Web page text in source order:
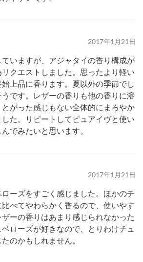
2017年1月21日
いますが、アジャタイの香り構成が
クエストしました。思ったより軽い
上品に香ります。夏以外の季節でし
です。レザーの香りも他の香りに溶
がった感じもない全体的にまろやか
た。リピートしてピュアイヴと使い
でみたいと思います。
2017年1月21日
ーズをすごく感じました。ほかのチ
比べてやわらかく香るので、使いやす
ーの香りはあまり感じられなかった
ローズが好きなので、とりわけチュ
のかもしれません。